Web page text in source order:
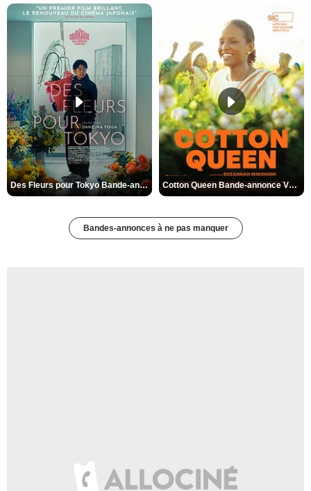
Des Fleurs pour Tokyo Bande-annonce VO STFR Cotton Queen Bande-annonce VO STFR
Bandes-annonces à ne pas manquer